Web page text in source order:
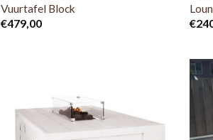
Vuurtafel Block
€479,00
€